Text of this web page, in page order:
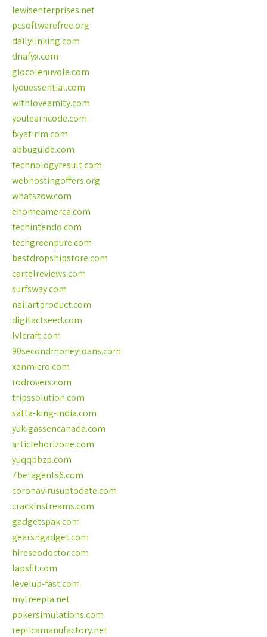
lewisenterprises.net
pcsoftwarefree.org
dailylinking.com
dnafyx.com
giocolenuvole.com
iyouessential.com
withloveamity.com
youlearncode.com
fxyatirim.com
abbuguide.com
technologyresult.com
webhostingoffers.org
whatszow.com
ehomeamerca.com
techintendo.com
techgreenpure.com
bestdropshipstore.com
cartelreviews.com
surfsway.com
nailartproduct.com
digitactseed.com
lvlcraft.com
90secondmoneyloans.com
xenmicro.com
rodrovers.com
tripssolution.com
satta-king-india.com
yukigassencanada.com
articlehorizone.com
yuqqbbzp.com
7betagents6.com
coronavirusuptodate.com
crackinstreams.com
gadgetspak.com
gearsngadget.com
hireseodoctor.com
lapsfit.com
levelup-fast.com
mytreepla.net
pokersimulations.com
replicamanufactory.net